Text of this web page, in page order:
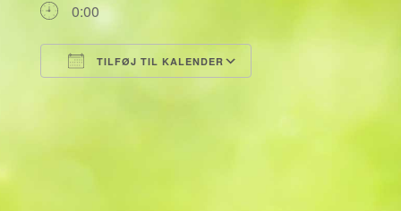
0:00
TILFØJ TIL KALENDER